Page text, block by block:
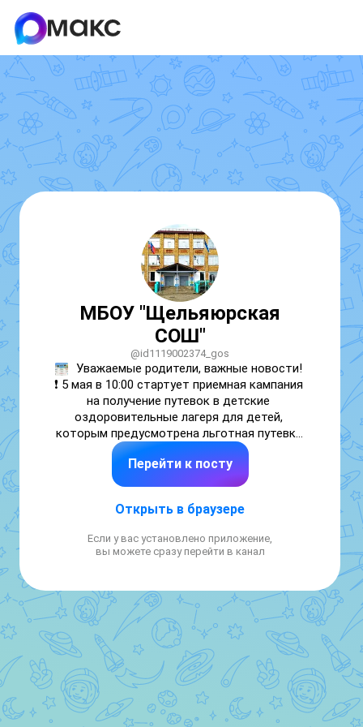
МБОУ "Щельяюрская
СОШ"
@id1119002374_gos
Уважаемые родители, важные новости!
❗ 5 мая в 10:00 стартует приемная кампания
на получение путевок в детские
оздоровительные лагеря для детей,
которым предусмотрена льготная путевка.
Добавлены смены и путевки на
коммерческой основе в ДООЦ «Гренада» и
открыта! Подробности на сайте:
🌿 ДООЦ «Гренада» (Сыктывдинский район)
Дополнительная смена для всех категорий
детей на коммерческой основе
Даты: 08.08 – 21.08 (14 дней)
• Стоимость путевки: 37 800 руб.
• После завершения смены можно получить
Перейти к посту
Открыть в браузере
Если у вас установлено приложение,
вы можете сразу перейти в канал